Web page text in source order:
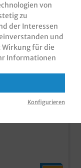
8oz
schwarze Deckel
von
zu
der Interessen
und
für die
Informationen
Konfigurieren